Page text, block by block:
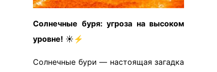
Солнечные буря: угроза на высоком
уровне! ☀️⚡
Солнечные бури — настоящая загадка